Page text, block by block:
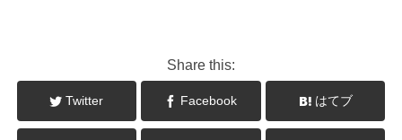
Share this:
Twitter Facebook はてブ